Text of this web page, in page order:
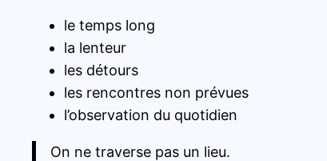
le temps long
la lenteur
les détours
les rencontres non prévues
l’observation du quotidien
On ne traverse pas un lieu.